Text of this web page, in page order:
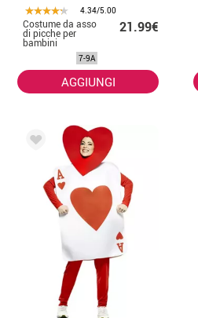
4.34/5.00
Costume da asso
di picche per
bambini
21.99€
7-9A
AGGIUNGI